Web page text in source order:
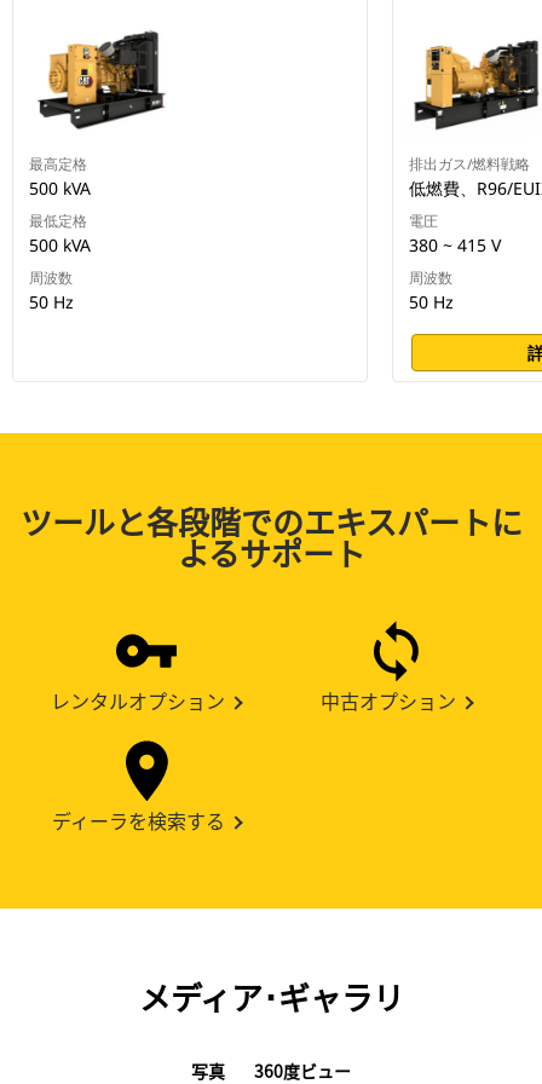
最高定格
500 kVA
最低定格
500 kVA
周波数
50 Hz
排出ガス/燃料戦略
低燃費、R96/
電圧
380 ~ 415 V
周波数
50 Hz
ツールと各段階でのエキスパートに
よるサポート
レンタルオプション 中古オプション
ディーラを検索する
メディア･ギャラリ
写真 360度ビュー